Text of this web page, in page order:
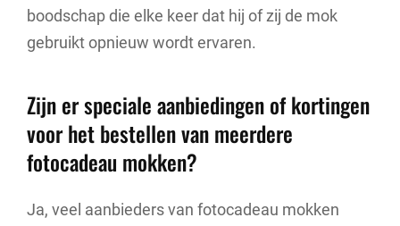
boodschap die elke keer dat hij of zij de mok
gebruikt opnieuw wordt ervaren.
Zijn er speciale aanbiedingen of kortingen
voor het bestellen van meerdere
fotocadeau mokken?
Ja, veel aanbieders van fotocadeau mokken